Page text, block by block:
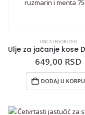
UNCATEGORIZED
649,00 RSD
DODAJ U KORPU